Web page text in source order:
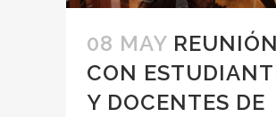
08 MAY REUNIÓN
CON
Y DOCENTES DE